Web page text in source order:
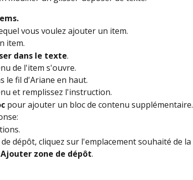
vous voulez ajouter un item.
item.
dans le texte.
de l'item s'ouvre.
le fil d'Ariane en haut.
et remplissez l'instruction.
pour ajouter un bloc de contenu supplémentaire.
dépôt, cliquez sur l'emplacement souhaité de la
zone de dépôt.